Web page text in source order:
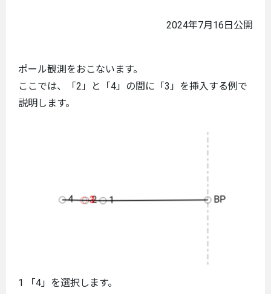
2024年7月16日公開
ポール観測をおこないます。
ここでは、「2」と「4」の間に「3」を挿入する例で
説明します。
1 「4」を選択します。